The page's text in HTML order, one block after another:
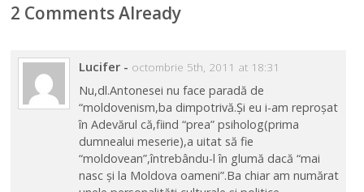
2 Comments Already
Lucifer - octombrie 5th, 2011 at 18:31
Nu,dl.Antonesei nu face paradă de
“moldovenism,ba dimpotrivă.Și eu i-am reproșat
în Adevărul că,fiind “prea” psiholog(prima
dumnealui meserie),a uitat să fie
“moldovean”,întrebându-l în glumă dacă “mai
nasc și la Moldova oameni”.Ba chiar am numărat